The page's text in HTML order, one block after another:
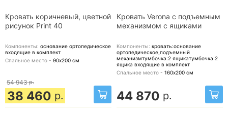
Кровать коричневый, цветной
рисунок Print 40
Компоненты: основание ортопедическое
входящие в комплект
Спальное место - 90х200 см
54 943 р.
38 460 р.
Кровать Verona с подъемным
механизмом с ящиками
Компоненты: кровать:основание
ортопедическое,подъемный
механизмтумбочка:2 ящикатумбочка:2
ящика входящие в комплект
Спальное место - 160х200 см
44 870 р.